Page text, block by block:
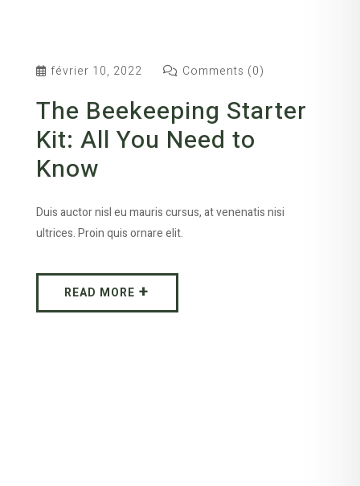
février 10, 2022 Comments (0)
The Beekeeping Starter
Kit: All You Need to
Know
Duis auctor nisl eu mauris cursus, at venenatis nisi
ultrices. Proin quis ornare elit.
READ MORE